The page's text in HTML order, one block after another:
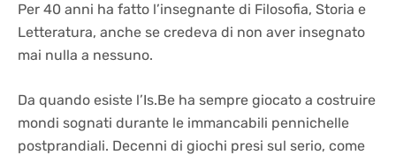
Per 40 anni ha fatto l’insegnante di Filosofia, Storia e
Letteratura, anche se credeva di non aver insegnato
mai nulla a nessuno.
Da quando esiste l’Is.Be ha sempre giocato a costruire
mondi sognati durante le immancabili pennichelle
postprandiali. Decenni di giochi presi sul serio, come